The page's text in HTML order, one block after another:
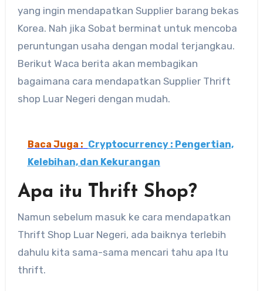
yang ingin mendapatkan Supplier barang bekas
Korea. Nah jika Sobat berminat untuk mencoba
peruntungan usaha dengan modal terjangkau.
Berikut Waca berita akan membagikan
bagaimana cara mendapatkan Supplier Thrift
shop Luar Negeri dengan mudah.
Baca Juga : Cryptocurrency : Pengertian,
Kelebihan, dan Kekurangan
Apa itu Thrift Shop?
Namun sebelum masuk ke cara mendapatkan
Thrift Shop Luar Negeri, ada baiknya terlebih
dahulu kita sama-sama mencari tahu apa Itu
thrift.